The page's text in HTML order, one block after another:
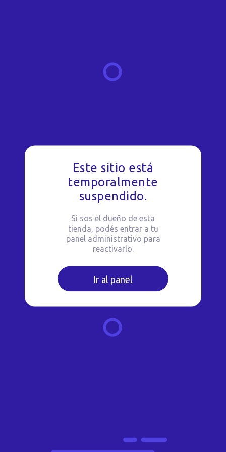
Este sitio está
temporalmente
suspendido.
Si sos el dueño de esta
tienda, podés entrar a tu
panel administrativo para
reactivarlo.
Ir al panel